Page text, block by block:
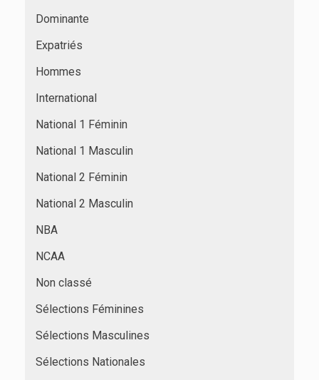
Dominante
Expatriés
Hommes
International
National 1 Féminin
National 1 Masculin
National 2 Féminin
National 2 Masculin
NBA
NCAA
Non classé
Sélections Féminines
Sélections Masculines
Sélections Nationales